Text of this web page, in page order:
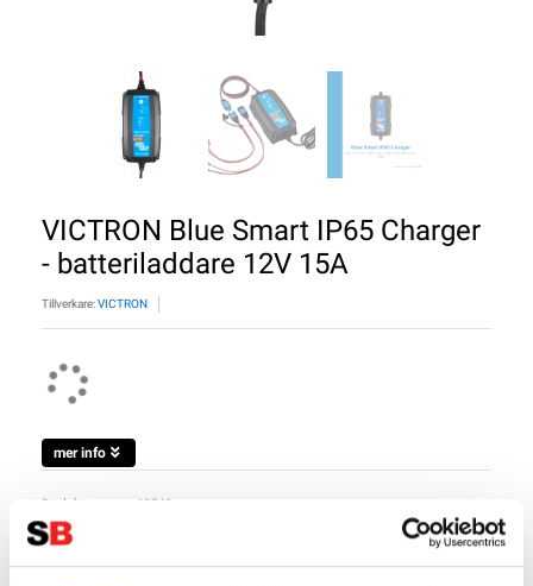
VICTRON Blue Smart IP65 Charger
- batteriladdare 12V 15A
Tillverkare:VICTRON
mer info
Produktnummer:
63743
SKU:
Kategorier: